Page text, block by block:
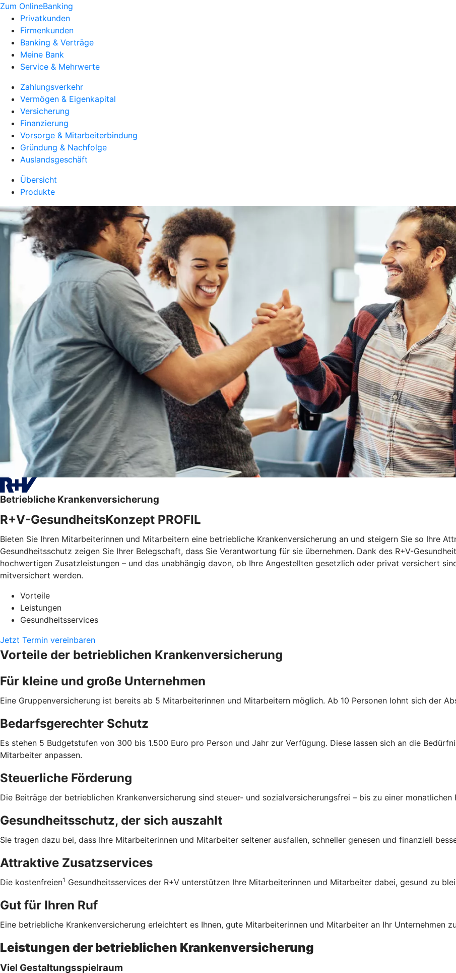
Zum OnlineBanking
Privatkunden
Firmenkunden
Banking & Verträge
Meine Bank
Service & Mehrwerte
Zahlungsverkehr
Vermögen & Eigenkapital
Versicherung
Finanzierung
Vorsorge & Mitarbeiterbindung
Gründung & Nachfolge
Auslandsgeschäft
Übersicht
Produkte
Betriebliche Krankenversicherung
R+V-GesundheitsKonzept PROFIL
Bieten Sie Ihren Mitarbeiterinnen und Mitarbeitern eine betriebliche Krankenversicherung an und steigern Sie so Ihre
Gesundheitsschutz zeigen Sie Ihrer Belegschaft, dass Sie Verantwortung für sie übernehmen. Dank des R+V-
hochwertigen Zusatzleistungen – und das unabhängig davon, ob Ihre Angestellten gesetzlich oder privat versichert
mitversichert werden.
Vorteile
Leistungen
Gesundheitsservices
Jetzt Termin vereinbaren
Vorteile der betrieblichen Krankenversicherung
Für kleine und große Unternehmen
Eine Gruppenversicherung ist bereits ab 5 Mitarbeiterinnen und Mitarbeitern möglich. Ab 10 Personen lohnt sich der
Bedarfsgerechter Schutz
Es stehen 5 Budgetstufen von 300 bis 1.500 Euro pro Person und Jahr zur Verfügung. Diese lassen sich an die
Mitarbeiter anpassen.
Steuerliche Förderung
Die Beiträge der betrieblichen Krankenversicherung sind steuer- und sozialversicherungsfrei – bis zu einer
Gesundheitsschutz, der sich auszahlt
Sie tragen dazu bei, dass Ihre Mitarbeiterinnen und Mitarbeiter seltener ausfallen, schneller genesen und finanziell
Attraktive Zusatzservices
Die kostenfreien1 Gesundheitsservices der R+V unterstützen Ihre Mitarbeiterinnen und Mitarbeiter dabei, gesund zu
Gut für Ihren Ruf
Eine betriebliche Krankenversicherung erleichtert es Ihnen, gute Mitarbeiterinnen und Mitarbeiter an Ihr Unternehmen
Leistungen der betrieblichen Krankenversicherung
Viel Gestaltungsspielraum